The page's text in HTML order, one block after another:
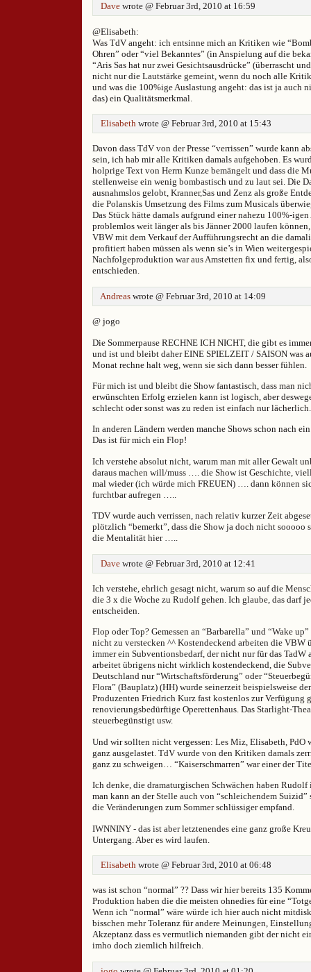
Dave wrote @ Februar 3rd, 2010 at 16:59
@Elisabeth:
Was TdV angeht: ich entsinne mich an Kritiken wie
Ohren” oder “viel Bekanntes” (in Anspielung auf die
“Aris Sas hat nur zwei Gesichtsausdrücke” (überrascht
nicht nur die Lautstärke gemeint, wenn du noch alle
und was die 100%ige Auslastung angeht: das ist ja auch
das) ein Qualitätsmerkmal.
Elisabeth wrote @ Februar 3rd, 2010 at 15:43
Davon dass TdV von der Presse “verrissen” wurde kann
sein, ich hab mir alle Kritiken damals aufgehoben. Es
holprige Text von Herrn Kunze bemängelt und dass die
stellenweise ein wenig bombastisch und zu laut sei. Die
ausnahmslos gelobt, Kranner,Sas und Zenz als große
die Polanskis Umsetzung des Films zum Musicals
Das Stück hätte damals aufgrund einer nahezu 100%-
problemlos weit länger als bis Jänner 2000 laufen
VBW mit dem Verkauf der Aufführungsrecht an die
profitiert haben müssen als wenn sie’s in Wien
Nachfolgeproduktion war aus Amstetten fix und fertig,
entschieden.
Andreas wrote @ Februar 3rd, 2010 at 14:09
@ jogo
Die Sommerpause RECHNE ICH NICHT, die gibt es
und ist und bleibt daher EINE SPIELZEIT / SAISON was
Monat rechne halt weg, wenn sie sich dann besser fühlen.
Für mich ist und bleibt die Show fantastisch, dass man
erwünschten Erfolg erzielen kann ist logisch, aber
schlecht oder sonst was zu reden ist einfach nur lächerlich.
In anderen Ländern werden manche Shows schon nach
Das ist für mich ein Flop!
Ich verstehe absolut nicht, warum man mit aller Gewalt
daraus machen will/muss …. die Show ist Geschichte,
mal wieder (ich würde mich FREUEN) …. dann können
furchtbar aufregen …..
TDV wurde auch verrissen, nach relativ kurzer Zeit
plötzlich “bemerkt”, dass die Show ja doch nicht sooooo
die Mentalität hier …..
Dave wrote @ Februar 3rd, 2010 at 12:41
Ich verstehe, ehrlich gesagt nicht, warum so auf die
die 3 x die Woche zu Rudolf gehen. Ich glaube, das darf
entscheiden.
Flop oder Top? Gemessen an “Barbarella” und “Wake
nicht zu verstecken ^^ Kostendeckend arbeiten die VBW
immer ein Subventionsbedarf, der nicht nur für das TadW
arbeitet übrigens nicht wirklich kostendeckend, die
Deutschland nur “Wirtschaftsförderung” oder
Flora” (Bauplatz) (HH) wurde seinerzeit beispielsweise
Produzenten Friedrich Kurz fast kostenlos zur Verfügung
renovierungsbedürftige Operettenhaus. Das Starlight-
steuerbegünstigt usw.
Und wir sollten nicht vergessen: Les Miz, Elisabeth, PdO
ganz ausgelastet. TdV wurde von den Kritiken damals
ganz zu schweigen… “Kaiserschmarren” war einer der
Ich denke, die dramaturgischen Schwächen haben
man kann an der Stelle auch von “schleichendem
die Veränderungen zum Sommer schlüssiger empfand.
IWNNINY - das ist aber letztenendes eine ganz große
Untergang. Aber es wird laufen.
Elisabeth wrote @ Februar 3rd, 2010 at 06:48
was ist schon “normal” ?? Dass wir hier bereits 135
Produktion haben die die meisten ohnedies für eine
Wenn ich “normal” wäre würde ich hier auch nicht
bisschen mehr Toleranz für andere Meinungen,
Akzeptanz dass es vermutlich niemanden gibt der nicht
imho doch ziemlich hilfreich.